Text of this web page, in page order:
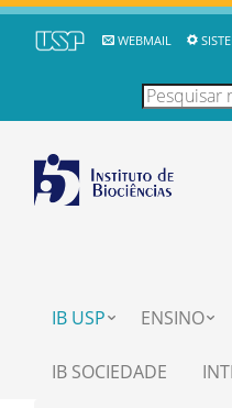
WEBMAIL
IB USP ENSINO
IB SOCIEDADE